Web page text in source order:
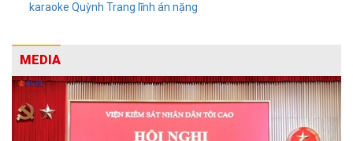
karaoke Quỳnh Trang lĩnh án nặng
MEDIA